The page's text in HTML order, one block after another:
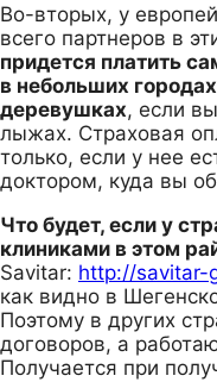
Во-вторых, у
всего партнеров в
придется платить
в небольших
деревушках, если
лыжах. Страховая
только, если у нее
доктором, куда вы
Что будет, если у
клиниками в этом
Savitar: http://savitar-
как видно в
Поэтому в других
договоров, а
Получается при